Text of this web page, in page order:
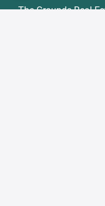
The Grounds Real